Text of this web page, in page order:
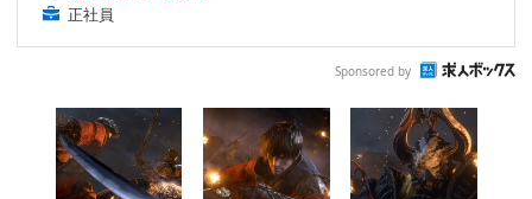
正社員
Sponsored by